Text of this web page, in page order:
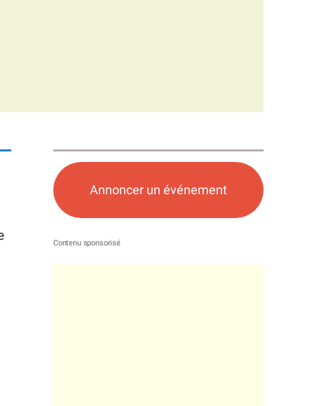
Annoncer un événement